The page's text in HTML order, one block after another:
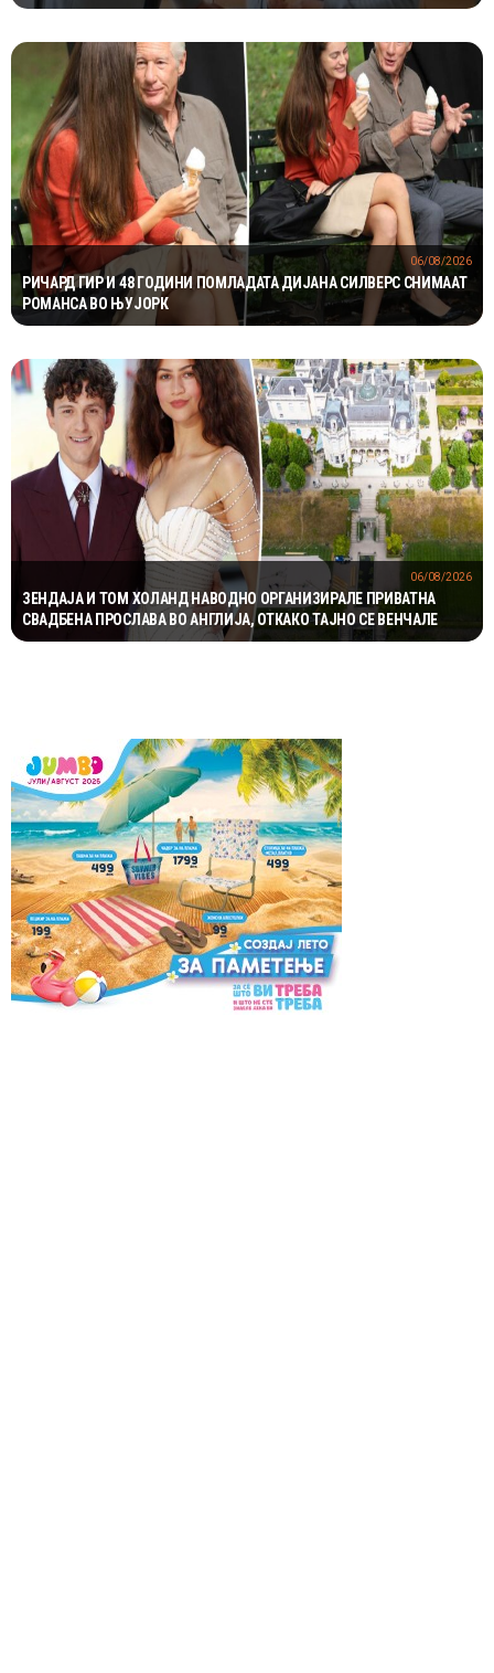
РИЧАРД ГИР И 48 ГОДИНИ ПОМЛАДАТА ДИЈАНА СИЛВЕРС СНИМААТ
РОМАНСА ВО ЊУЈОРК
06/08/2026
ЗЕНДАЈА И ТОМ ХОЛАНД НАВОДНО ОРГАНИЗИРАЛЕ ПРИВАТНА
СВАДБЕНА ПРОСЛАВА ВО АНГЛИЈА, ОТКАКО ТАЈНО СЕ ВЕНЧАЛЕ
06/08/2026